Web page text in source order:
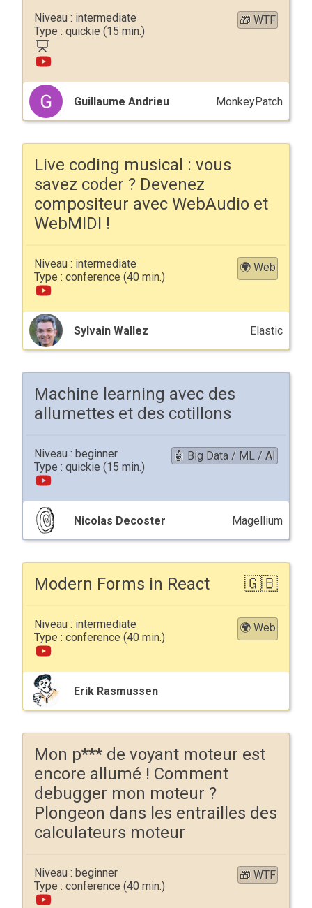
🎁 WTF
intermediate
quickie
Guillaume Andrieu MonkeyPatch
Live coding musical : vous
savez coder ? Devenez
compositeur avec WebAudio et
WebMIDI !
🌍 Web
intermediate
conference
Sylvain Wallez Elastic
Machine learning avec des
allumettes et des cotillons
🤖 Big Data / ML / AI
beginner
quickie
Nicolas Decoster Magellium
Modern Forms in React
🌍 Web
intermediate
conference
Erik Rasmussen
Mon p*** de voyant moteur est
encore allumé ! Comment
debugger mon moteur ?
Plongeon dans les entrailles des
calculateurs moteur
🎁 WTF
beginner
conference